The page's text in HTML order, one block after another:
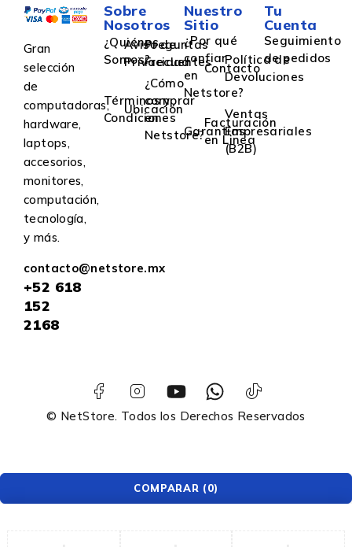
Gran
selección
de
computadoras,
hardware,
laptops,
accesorios,
monitores,
computación,
tecnología,
y más.
contacto@netstore.mx
+52 618
152
2168
Sobre
Nosotros
¿Quiénes
Somos?
Aviso de
Privacidad
Preguntas
Frecuentes
Términos y
Condiciones
Ubicación
¿Cómo
comprar
en
Netstore?
Nuestro
Sitio
¿Por qué
confiar
en
Netstore?
Contacto
Política de
Devoluciones
Garantías
Facturación
en Linea
Ventas
Empresariales
(B2B)
Tu
Cuenta
Seguimiento
de pedidos
© NetStore. Todos los Derechos Reservados
COMPARAR (0)